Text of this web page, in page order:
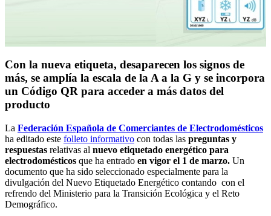
Con la nueva etiqueta, desaparecen los signos de
más, se amplía la escala de la A a la G y se incorpora
un Código QR para acceder a más datos del
producto
La Federación Española de Comerciantes de Electrodomésticos
ha editado este folleto informativo con todas las preguntas y
respuestas relativas al nuevo etiquetado energético para
electrodomésticos que ha entrado en vigor el 1 de marzo. Un
documento que ha sido seleccionado especialmente para la
divulgación del Nuevo Etiquetado Energético contando con el
refrendo del Ministerio para la Transición Ecológica y el Reto
Demográfico.